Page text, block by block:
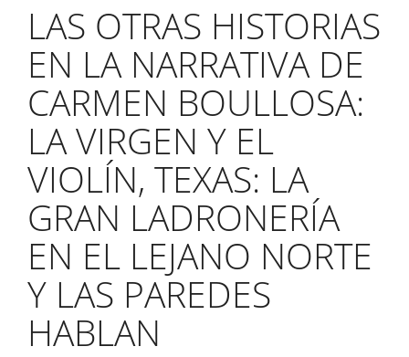
LAS OTRAS HISTORIAS
EN LA NARRATIVA DE
CARMEN BOULLOSA:
LA VIRGEN Y EL
VIOLÍN, TEXAS: LA
GRAN LADRONERÍA
EN EL LEJANO NORTE
Y LAS PAREDES
HABLAN